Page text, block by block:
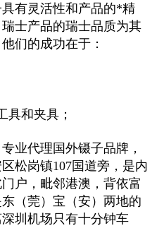
有灵活性和产品的*精
士产品的瑞士品质为其
们的成功在于：
具和夹具；
业代理国外镊子品牌，
松岗镇107国道旁，是内
户，毗邻港澳，背依富
（莞）宝（安）两地的
圳机场只有十分钟车